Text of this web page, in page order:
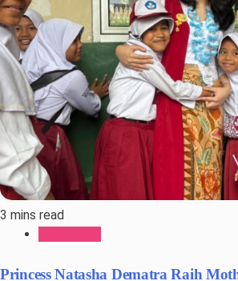
3 mins read
Princess Natasha Dematra Raih